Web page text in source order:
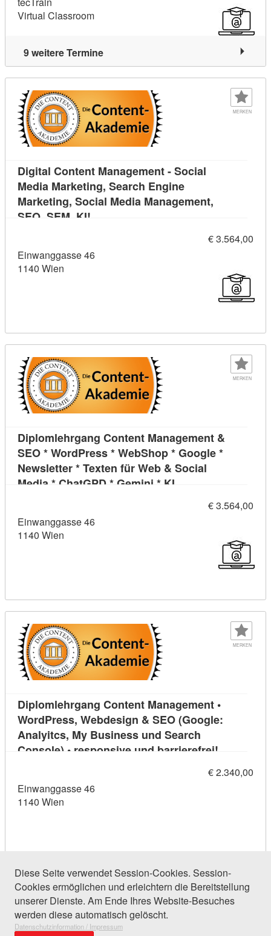
Virtual Classroom
9 weitere Termine
MERKEN
Digital Content Management - Social
Media Marketing, Search Engine
Marketing, Social Media Management,
SEO, SEM, KI!
€ 3.564,00
Einwanggasse 46
1140 Wien
MERKEN
Diplomlehrgang Content Management &
SEO * WordPress * WebShop * Google *
Newsletter * Texten für Web & Social
Media * ChatGPD * Gemini * KI
€ 3.564,00
Einwanggasse 46
1140 Wien
MERKEN
Diplomlehrgang Content Management •
WordPress, Webdesign & SEO (Google:
Analyitcs, My Business und Search
Console) • responsive und barrierefrei!
€ 2.340,00
Einwanggasse 46
1140 Wien
23 Einträge gefunden (1 von 2)
Diese Seite verwendet Session-Cookies. Session-
Cookies ermöglichen und erleichtern die Bereitstellung
unserer Dienste. Am Ende Ihres Website-Besuches
werden diese automatisch gelöscht.
Datenschutzinformation / Impressum